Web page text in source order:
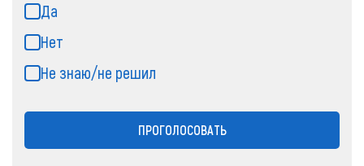
Да
Нет
Не знаю/не решил
ПРОГОЛОСОВАТЬ